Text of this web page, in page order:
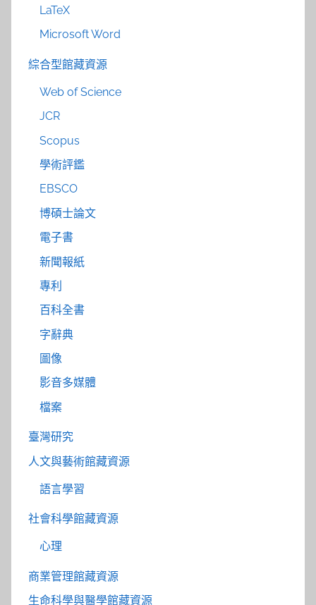
LaTeX
Microsoft Word
綜合型館藏資源
Web of Science
JCR
Scopus
學術評鑑
EBSCO
博碩士論文
電子書
新聞報紙
專利
百科全書
字辭典
圖像
影音多媒體
檔案
臺灣研究
人文與藝術館藏資源
語言學習
社會科學館藏資源
心理
商業管理館藏資源
生命科學與醫學館藏資源